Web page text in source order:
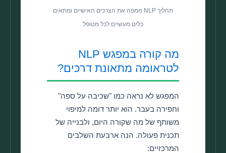
תהליך NLP ממפה את הצרכים האישיים ומתאים
כלים מעשיים לכל מטופל
מה קורה במפגש NLP
לטראומה מתאונת דרכים?
המפגש לא נראה כמו "שכיבה על ספה"
וחפירה בעבר. הוא יותר דומה למיפוי
משותף של מה שקורה היום, ולבנייה של
תכנית פעולה. הנה ארבעת השלבים
המרכזיים: